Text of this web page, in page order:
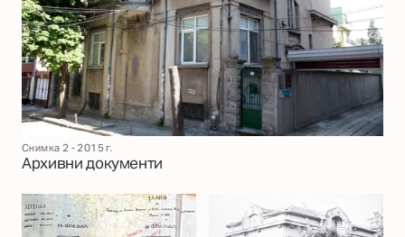
Снимка 2 - 2015 г.
Архивни документи